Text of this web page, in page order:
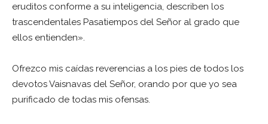
eruditos conforme a su inteligencia, describen los
trascendentales Pasatiempos del Señor al grado que
ellos entienden».
Ofrezco mis caídas reverencias a los pies de todos los
devotos Vaisnavas del Señor, orando por que yo sea
purificado de todas mis ofensas.